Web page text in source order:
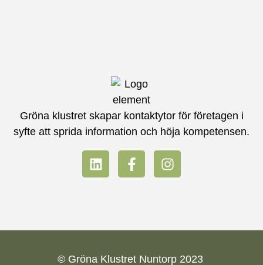
Gröna klustret skapar kontaktytor för företagen i
syfte att sprida information och höja kompetensen.
© Gröna Klustret Nuntorp 2023